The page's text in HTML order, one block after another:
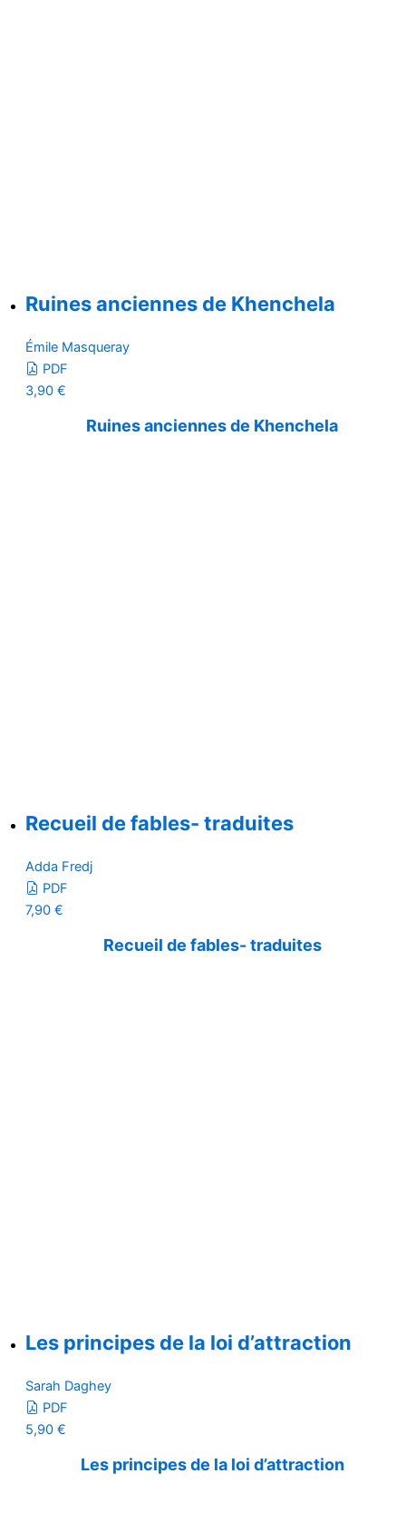
Ruines anciennes de Khenchela
Émile Masqueray
PDF
3,90 €
Ruines anciennes de Khenchela
Recueil de fables- traduites
Adda Fredj
PDF
7,90 €
Recueil de fables- traduites
Les principes de la loi d’attraction
Sarah Daghey
PDF
5,90 €
Les principes de la loi d’attraction